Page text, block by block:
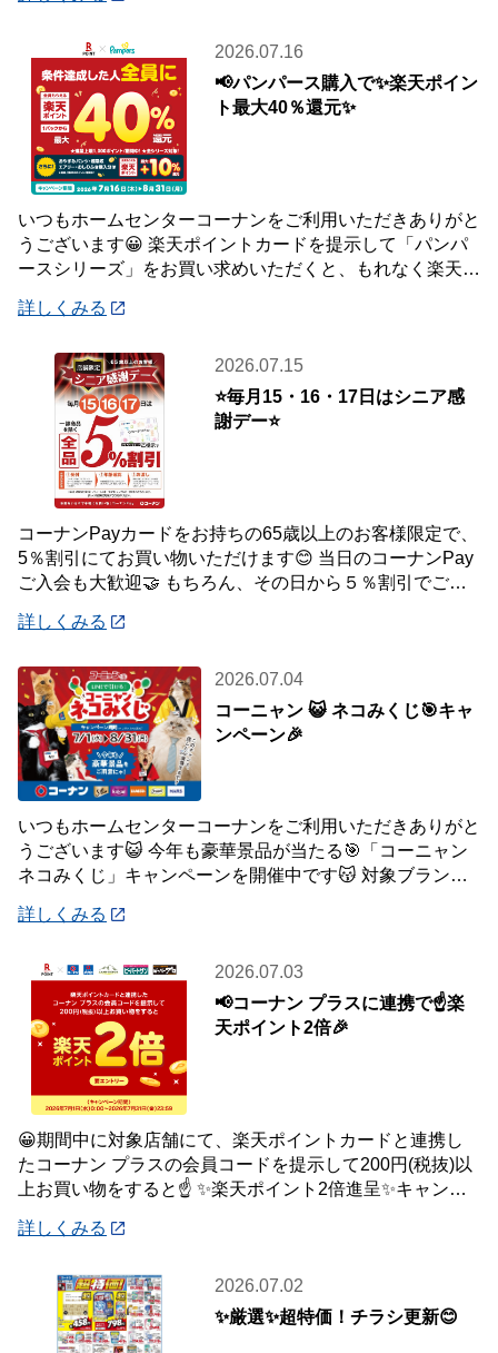
2026.07.16
📢パンパース購入で✨楽天ポイン
ト最大40％還元✨
いつもホームセンターコーナンをご利用いただきありがと
うございます😀 楽天ポイントカードを提示して「パンパ
ースシリーズ」をお買い求めいただくと、もれなく楽天ポ
詳しくみる
2026.07.15
⭐毎月15・16・17日はシニア感
謝デー⭐
コーナンPayカードをお持ちの65歳以上のお客様限定で、
5％割引にてお買い物いただけます😊 当日のコーナンPay
ご入会も大歓迎🤝 もちろん、その日から５％割引でご利
詳しくみる
2026.07.04
コーニャン 😺 ネコみくじ🎯キャ
ンペーン🎉
いつもホームセンターコーナンをご利用いただきありがと
うございます😺 今年も豪華景品が当たる🎯「コーニャン
ネコみくじ」キャンペーンを開催中です😽 対象ブランド
詳しくみる
2026.07.03
📢コーナン プラスに連携で☝️楽
天ポイント2倍🎉
😀期間中に対象店舗にて、楽天ポイントカードと連携し
たコーナン プラスの会員コードを提示して200円(税抜)以
上お買い物をすると☝️ ✨楽天ポイント2倍進呈✨キャンペ
詳しくみる
2026.07.02
✨厳選✨超特価！チラシ更新😊